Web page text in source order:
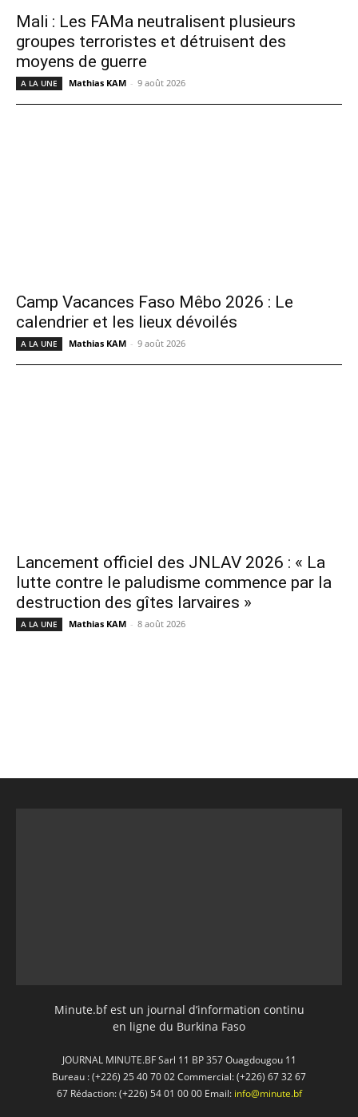
Mali : Les FAMa neutralisent plusieurs
groupes terroristes et détruisent des
moyens de guerre
A LA UNE Mathias KAM - 9 août 2026
Camp Vacances Faso Mêbo 2026 : Le
calendrier et les lieux dévoilés
A LA UNE Mathias KAM - 9 août 2026
Lancement officiel des JNLAV 2026 : « La
lutte contre le paludisme commence par la
destruction des gîtes larvaires »
A LA UNE Mathias KAM - 8 août 2026
Minute.bf est un journal d’information continu
en ligne du Burkina Faso
JOURNAL MINUTE.BF Sarl 11 BP 357 Ouagdougou 11
Bureau : (+226) 25 40 70 02 Commercial: (+226) 67 32 67
67 Rédaction: (+226) 54 01 00 00 Email: info@minute.bf